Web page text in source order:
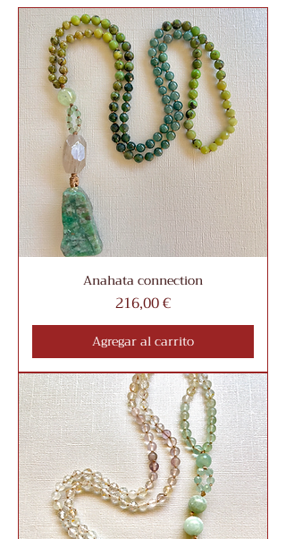
Anahata connection
Precio
216,00 €
Agregar al carrito